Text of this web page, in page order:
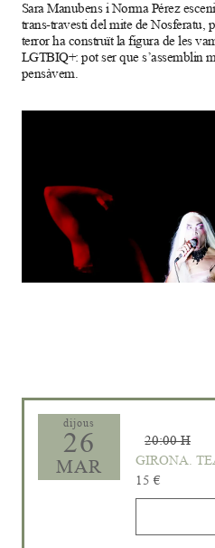
Sara Manubens i Norma Pérez
trans-travesti del mite de Nosferatu,
terror ha construït la figura de les
LGTBIQ+: pot ser que s’assemblin
pensàvem.
dijous
26
MAR
20:00 H
GIRONA.
15 €